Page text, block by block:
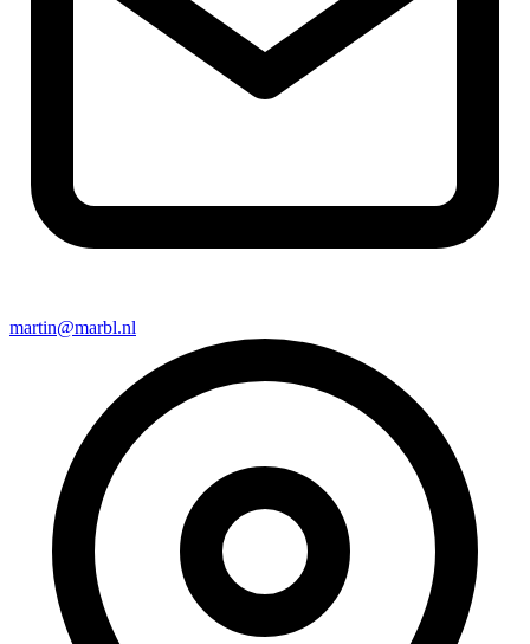
martin@marbl.nl